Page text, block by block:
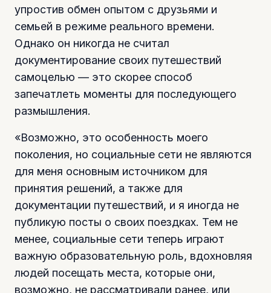
упростив обмен опытом с друзьями и
семьей в режиме реального времени.
Однако он никогда не считал
документирование своих путешествий
самоцелью — это скорее способ
запечатлеть моменты для последующего
размышления.
«Возможно, это особенность моего
поколения, но социальные сети не являются
для меня основным источником для
принятия решений, а также для
документации путешествий, и я иногда не
публикую посты о своих поездках. Тем не
менее, социальные сети теперь играют
важную образовательную роль, вдохновляя
людей посещать места, которые они,
возможно, не рассматривали ранее, или